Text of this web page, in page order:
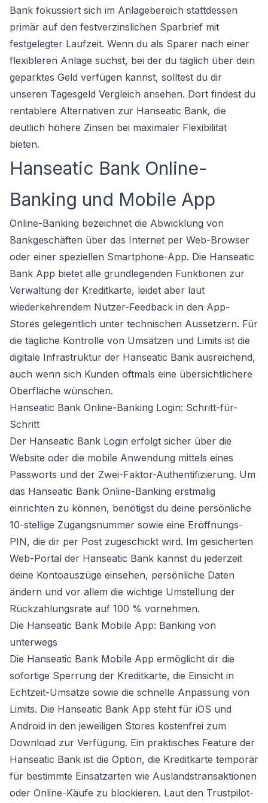
Bank fokussiert sich im Anlagebereich stattdessen
primär auf den festverzinslichen Sparbrief mit
festgelegter Laufzeit. Wenn du als Sparer nach einer
flexibleren Anlage suchst, bei der du täglich über dein
geparktes Geld verfügen kannst, solltest du dir
unseren Tagesgeld Vergleich ansehen. Dort findest du
rentablere Alternativen zur Hanseatic Bank, die
deutlich höhere Zinsen bei maximaler Flexibilität
bieten.
Hanseatic Bank Online-
Banking und Mobile App
Online-Banking bezeichnet die Abwicklung von
Bankgeschäften über das Internet per Web-Browser
oder einer speziellen Smartphone-App. Die Hanseatic
Bank App bietet alle grundlegenden Funktionen zur
Verwaltung der Kreditkarte, leidet aber laut
wiederkehrendem Nutzer-Feedback in den App-
Stores gelegentlich unter technischen Aussetzern. Für
die tägliche Kontrolle von Umsätzen und Limits ist die
digitale Infrastruktur der Hanseatic Bank ausreichend,
auch wenn sich Kunden oftmals eine übersichtlichere
Oberfläche wünschen.
Hanseatic Bank Online-Banking Login: Schritt-für-
Schritt
Der Hanseatic Bank Login erfolgt sicher über die
Website oder die mobile Anwendung mittels eines
Passworts und der Zwei-Faktor-Authentifizierung. Um
das Hanseatic Bank Online-Banking erstmalig
einrichten zu können, benötigst du deine persönliche
10-stellige Zugangsnummer sowie eine Eröffnungs-
PIN, die dir per Post zugeschickt wird. Im gesicherten
Web-Portal der Hanseatic Bank kannst du jederzeit
deine Kontoauszüge einsehen, persönliche Daten
ändern und vor allem die wichtige Umstellung der
Rückzahlungsrate auf 100 % vornehmen.
Die Hanseatic Bank Mobile App: Banking von
unterwegs
Die Hanseatic Bank Mobile App ermöglicht dir die
sofortige Sperrung der Kreditkarte, die Einsicht in
Echtzeit-Umsätze sowie die schnelle Anpassung von
Limits. Die Hanseatic Bank App steht für iOS und
Android in den jeweiligen Stores kostenfrei zum
Download zur Verfügung. Ein praktisches Feature der
Hanseatic Bank ist die Option, die Kreditkarte temporär
für bestimmte Einsatzarten wie Auslandstransaktionen
oder Online-Käufe zu blockieren. Laut den Trustpilot-